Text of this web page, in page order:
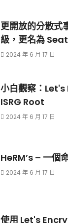
更開放的分散式
級，更名為
2024 年 6 月 17 日
小白觀察：
ISRG Root
2024 年 6 月 17 日
HeRM’s – 一個
2024 年 6 月 17 日
使用 Let's